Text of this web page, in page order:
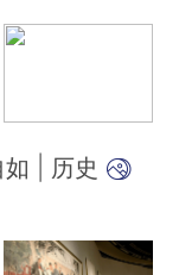
| 历史